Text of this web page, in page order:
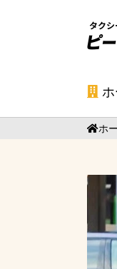
ホ